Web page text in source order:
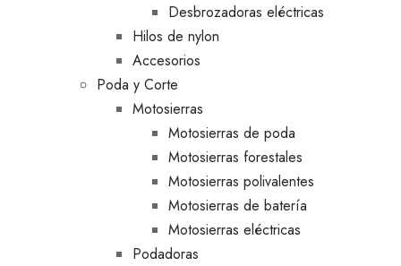
Desbrozadoras eléctricas
Hilos de nylon
Accesorios
Poda y Corte
Motosierras
Motosierras de poda
Motosierras forestales
Motosierras polivalentes
Motosierras de batería
Motosierras eléctricas
Podadoras